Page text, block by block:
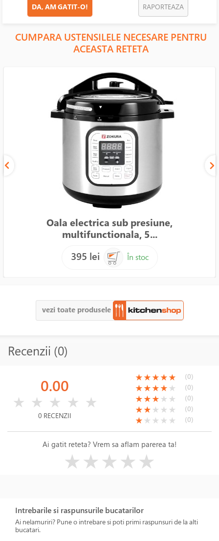
DA, AM GATIT-O! RAPORTEAZA
CUMPARA USTENSILELE NECESARE PENTRU
ACEASTA RETETA
Oala electrica sub presiune,
multifunctionala, 5...
395 lei
În stoc
vezi toate produsele
Recenzii (0)
0.00
★ ★ ★ ★ ★
0 RECENZII
(*)
★(*)
★(*)
★(*)
★(*)
★ (0)
(*)
★(*)
★(*)
★(*)
★( )
★ (0)
(*)
★(*)
★(*)
★( )
★ ( )
★ (0)
(*)
★(*)
★( )
★ ( )
★ ( )
★ (0)
(*)
★( )
★ ( )
★ ( )
★ ( )
★ (0)
Ai gatit reteta? Vrem sa aflam parerea ta!
★★★★★
Intrebarile si raspunsurile bucatarilor
Ai nelamuriri? Pune o intrebare si poti primi raspunsuri de la alti
bucatari.